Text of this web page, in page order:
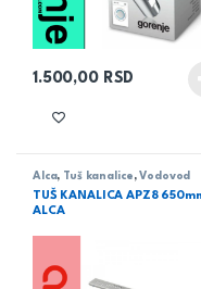
1.500,00 RSD
Alca, Tuš kanalice ,Vodovod
TUŠ KANALICA APZ8
ALCA